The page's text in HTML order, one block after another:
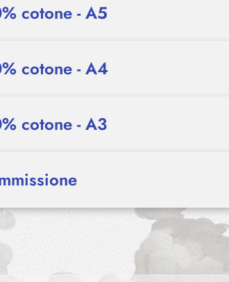
cotone - A5
cotone - A4
cotone - A3